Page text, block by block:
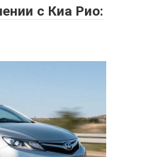
с Киа Рио: